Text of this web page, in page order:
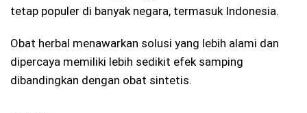
tetap populer di banyak negara, termasuk Indonesia.
Obat herbal menawarkan solusi yang lebih alami dan
dipercaya memiliki lebih sedikit efek samping
dibandingkan dengan obat sintetis.